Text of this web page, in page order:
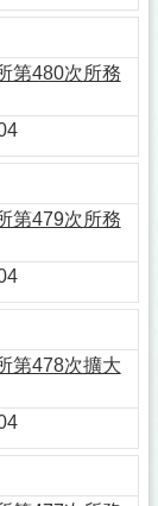
第480次所務
第479次所務
第478次擴大